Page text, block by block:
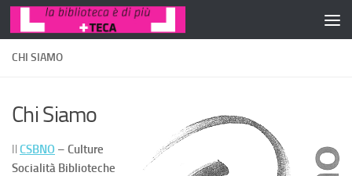
Salta al contenuto
CHI SIAMO
Chi Siamo
Il CSBNO – Culture
Socialità Biblioteche